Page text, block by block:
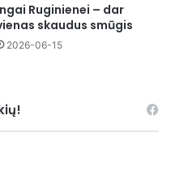
Ruginienei – dar
skaudus smūgis
2026-06-15